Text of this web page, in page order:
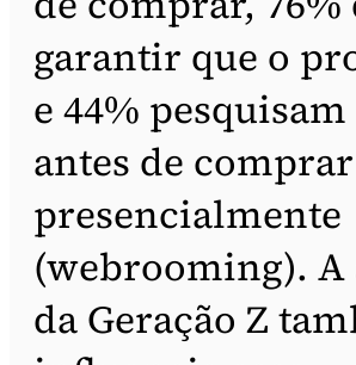
garantir que o
e 44%
antes de comprar
presencialmente
(webrooming). A
da Geração Z